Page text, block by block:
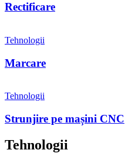
Rectificare
Tehnologii
Marcare
Tehnologii
Strunjire pe mașini CNC
Tehnologii